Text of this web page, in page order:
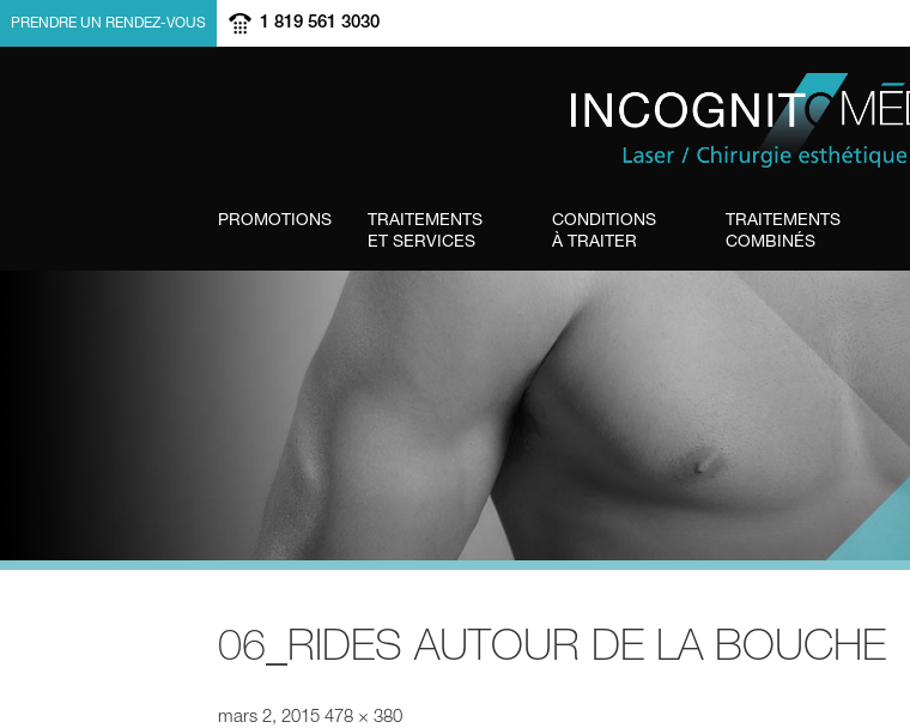
PROMOTIONS
TRAITEMENTS
ET SERVICES
CONDITIONS
À TRAITER
TRAITEMENTS
COMBINÉS
PRENDRE UN RENDEZ-VOUS 1 819 561 3030
06_RIDES AUTOUR DE LA BOUCHE
mars 2, 2015 478 × 380